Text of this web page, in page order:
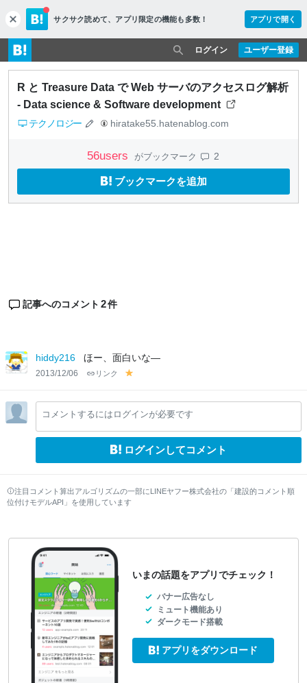
c
l
o
s
e
サクサク読めて、 アプリ限定の機能も多数！ アプリで開く
ユーザー登録
ログイン
R と Treasure Data で Web サーバのアクセスログ解析
- Data science & Software development
テクノロジー hiratake55.hatenablog.com
56users がブックマーク 2
ブックマークを追加
記事へのコメント 2件
hiddy216 ほー、面白いな―
2013/12/06 リンク
lo
w
コメントするにはログインが必要です
ログインしてコメント
注目コメント算出アルゴリズムの一部にLINEヤフー株式会社の「建設的コメント順
位付けモデルAPI」を使用しています
いまの話題をアプリでチェック！
バナー広告なし
ミュート機能あり
ダークモード搭載
アプリをダウンロード